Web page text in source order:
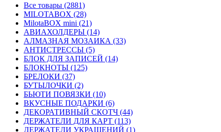
Все товары (2881)
MILOTABOX (28)
MilotaBOX mini (21)
АВИАХОЛДЕРЫ (14)
АЛМАЗНАЯ МОЗАИКА (33)
АНТИСТРЕССЫ (5)
БЛОК ДЛЯ ЗАПИСЕЙ (14)
БЛОКНОТЫ (125)
БРЕЛОКИ (37)
БУТЫЛОЧКИ (2)
БЬЮТИ ПОВЯЗКИ (10)
ВКУСНЫЕ ПОДАРКИ (6)
ДЕКОРАТИВНЫЙ СКОТЧ (44)
ДЕРЖАТЕЛИ ДЛЯ КАРТ (113)
ДЕРЖАТЕЛИ УКРАШЕНИЙ (1)